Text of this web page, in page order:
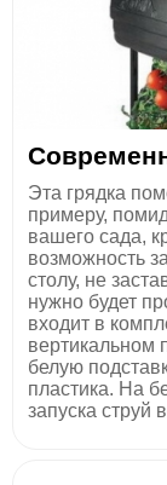
Эта грядка
примеру,
вашего сада,
возможность
столу, не
нужно будет
входит в
вертикальном
белую
пластика. На
запуска струй